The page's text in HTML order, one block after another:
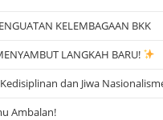
KELEMBAGAAN BKK
LANGKAH BARU!
dan Jiwa
Ambalan!